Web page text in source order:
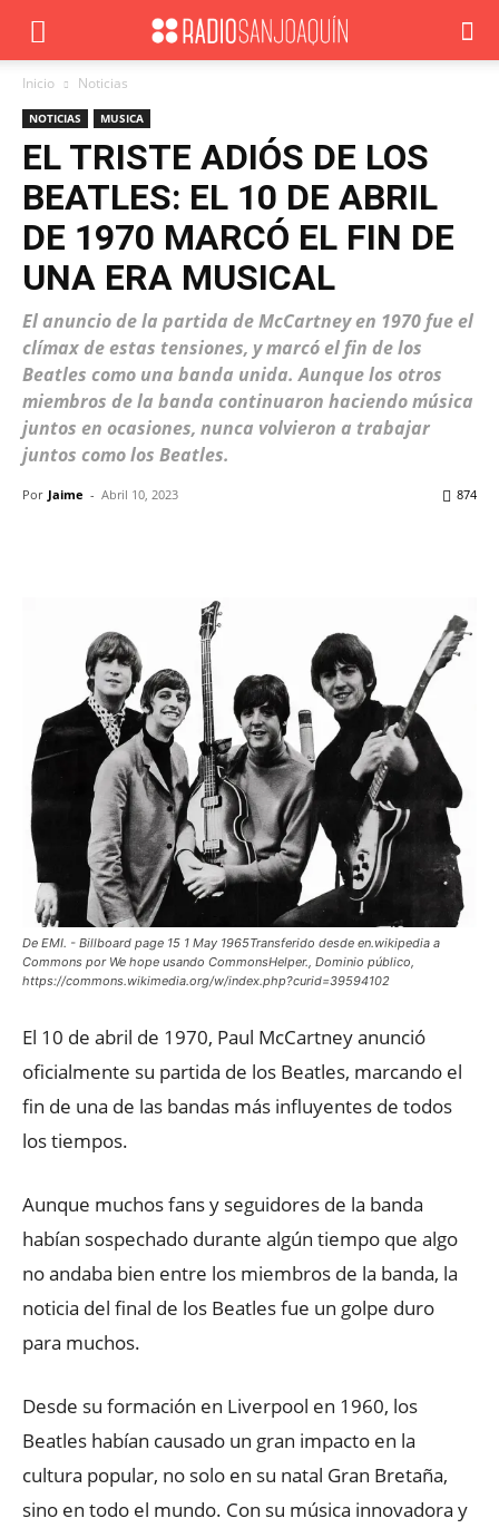
Inicio Noticias
NOTICIAS MUSICA
EL TRISTE ADIÓS DE LOS
BEATLES: EL 10 DE ABRIL
DE 1970 MARCÓ EL FIN DE
UNA ERA MUSICAL
El anuncio de la partida de McCartney en 1970 fue el
clímax de estas tensiones, y marcó el fin de los
Beatles como una banda unida. Aunque los otros
miembros de la banda continuaron haciendo música
juntos en ocasiones, nunca volvieron a trabajar
juntos como los Beatles.
Por Jaime - Abril 10, 2023 874
De EMI. - Billboard page 15 1 May 1965Transferido desde en.wikipedia a
Commons por We hope usando CommonsHelper., Dominio público,
https://commons.wikimedia.org/w/index.php?curid=39594102
El 10 de abril de 1970, Paul McCartney anunció
oficialmente su partida de los Beatles, marcando el
fin de una de las bandas más influyentes de todos
los tiempos.
Aunque muchos fans y seguidores de la banda
habían sospechado durante algún tiempo que algo
no andaba bien entre los miembros de la banda, la
noticia del final de los Beatles fue un golpe duro
para muchos.
Desde su formación en Liverpool en 1960, los
Beatles habían causado un gran impacto en la
cultura popular, no solo en su natal Gran Bretaña,
sino en todo el mundo. Con su música innovadora y